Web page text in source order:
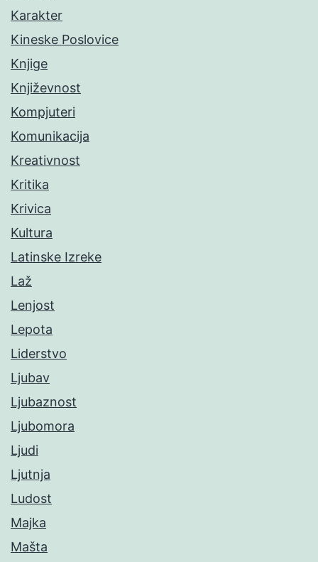
Karakter
Kineske Poslovice
Knjige
Književnost
Kompjuteri
Komunikacija
Kreativnost
Kritika
Krivica
Kultura
Latinske Izreke
Laž
Lenjost
Lepota
Liderstvo
Ljubav
Ljubaznost
Ljubomora
Ljudi
Ljutnja
Ludost
Majka
Mašta